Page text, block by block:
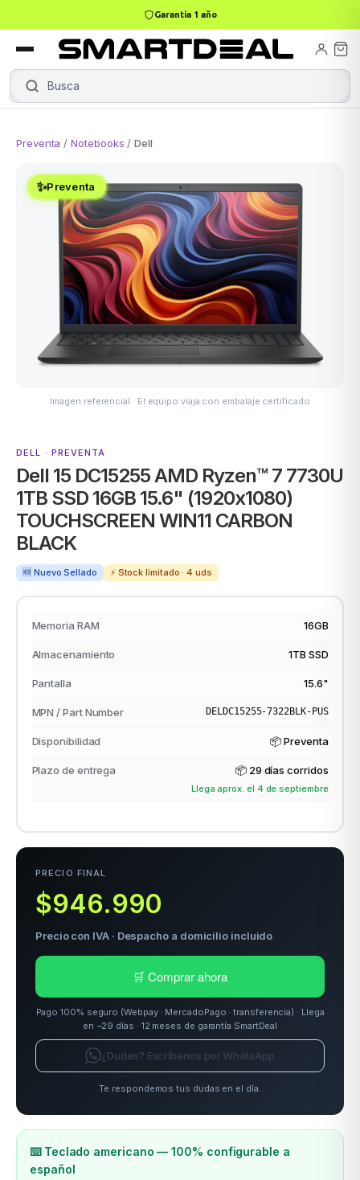
Garantía 1 año
Busca
ACER
Preventa /Notebooks /Dell
✨Preventa
Imagen referencial · El equipo viaja con embalaje certificado
DELL · PREVENTA
Dell 15 DC15255 AMD Ryzen™ 7 7730U
1TB SSD 16GB 15.6" (1920x1080)
TOUCHSCREEN WIN11 CARBON
BLACK
🆕 Nuevo Sellado ⚡ Stock limitado · 4 uds
Memoria RAM 16GB
Almacenamiento 1TB SSD
Pantalla 15.6"
MPN / Part Number DELDC15255-7322BLK-PUS
Disponibilidad 📦 Preventa
Plazo de entrega 📦 29 días corridos
Llega aprox. el 4 de septiembre
PRECIO FINAL
$946.990
Precio con IVA · Despacho a domicilio incluido
🛒 Comprar ahora
Pago 100% seguro (Webpay · MercadoPago · transferencia) · Llega
en ~29 días · 12 meses de garantía SmartDeal
¿Dudas? Escríbenos por WhatsApp
Te respondemos tus dudas en el día.
⌨️ Teclado americano — 100% configurable a
español